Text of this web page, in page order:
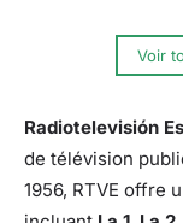
Voir
Radiotelevisión
de télévision
1956, RTVE offre